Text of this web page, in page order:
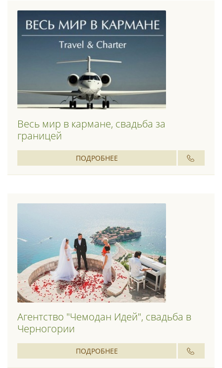
Весь мир в кармане, свадьба за
границей
ПОДРОБНЕЕ
Агентство "Чемодан Идей", свадьба в
Черногории
ПОДРОБНЕЕ